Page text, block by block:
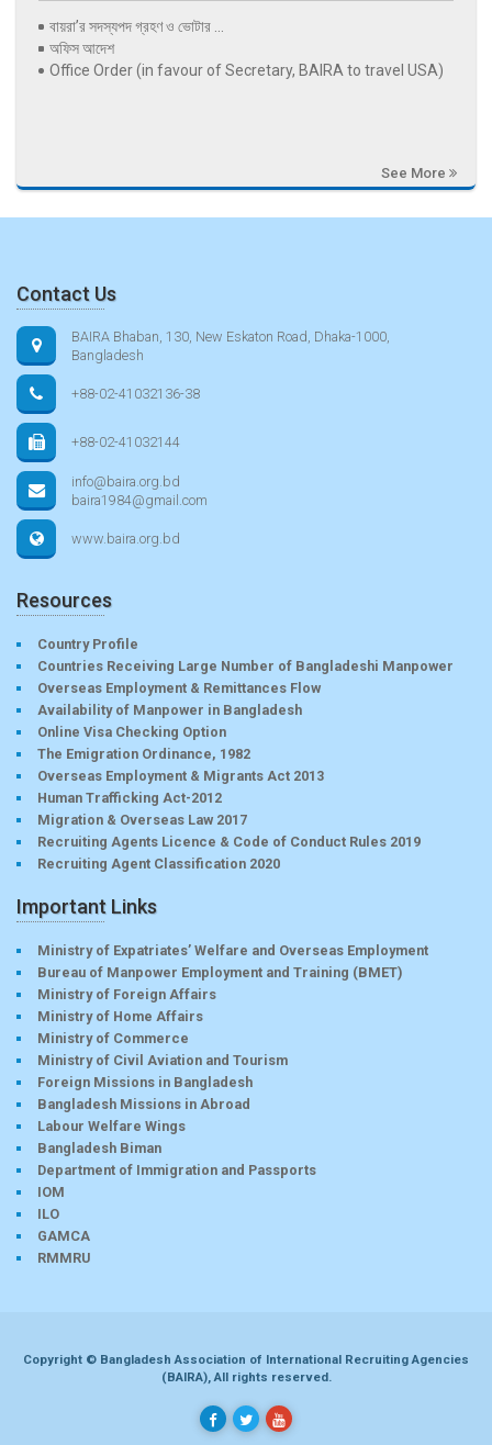
বায়রা’র সদস্যপদ গ্রহণ ও ভোটার ...
অফিস আদেশ
Office Order (in favour of Secretary, BAIRA to travel USA)
See More
Contact Us
BAIRA Bhaban, 130, New Eskaton Road, Dhaka-1000,
Bangladesh
+88-02-41032136-38
+88-02-41032144
info@baira.org.bd
baira1984@gmail.com
www.baira.org.bd
Resources
Country Profile
Countries Receiving Large Number of Bangladeshi Manpower
Overseas Employment & Remittances Flow
Availability of Manpower in Bangladesh
Online Visa Checking Option
The Emigration Ordinance, 1982
Overseas Employment & Migrants Act 2013
Human Trafficking Act-2012
Migration & Overseas Law 2017
Recruiting Agents Licence & Code of Conduct Rules 2019
Recruiting Agent Classification 2020
Important Links
Ministry of Expatriates’ Welfare and Overseas Employment
Bureau of Manpower Employment and Training (BMET)
Ministry of Foreign Affairs
Ministry of Home Affairs
Ministry of Commerce
Ministry of Civil Aviation and Tourism
Foreign Missions in Bangladesh
Bangladesh Missions in Abroad
Labour Welfare Wings
Bangladesh Biman
Department of Immigration and Passports
IOM
ILO
GAMCA
RMMRU
Copyright © Bangladesh Association of International Recruiting Agencies
(BAIRA), All rights reserved.